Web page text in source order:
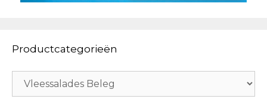
Productcategorieën